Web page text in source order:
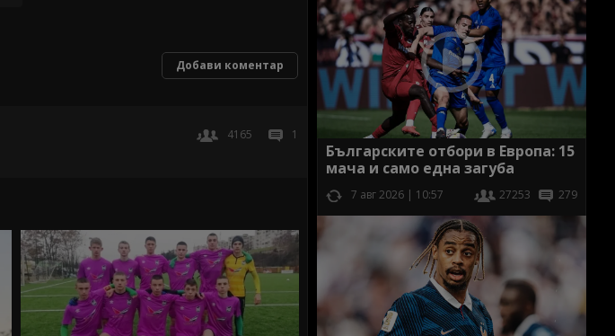
Добави коментар
4165 1
Българските отбори в Европа: 15
мача и само една загуба
7 авг 2026 | 10:57 27253 279